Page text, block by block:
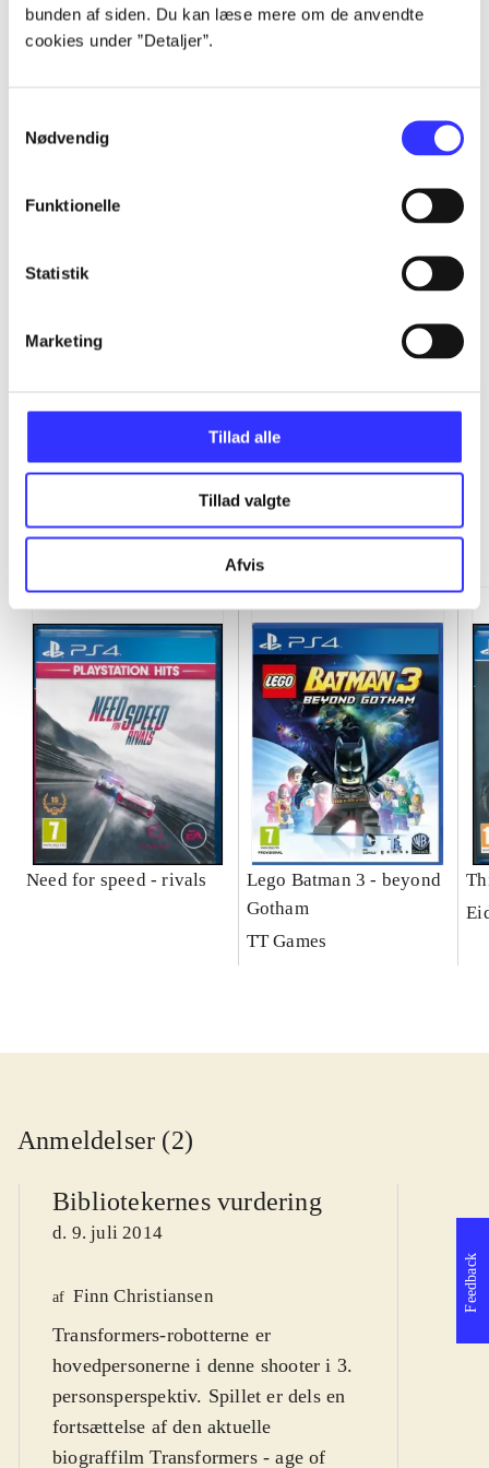
bunden af siden. Du kan læse mere om de anvendte
cookies under ”Detaljer”.
Nødvendig
Funktionelle
Statistik
Marketing
Tillad alle
Tillad valgte
Afvis
Alle registrerede artikler fordelt på udgivelser
Minder om
Need for speed - rivals
Lego Batman 3 - beyond
Gotham
TT Games
Anmeldelser (2)
Bibliotekernes vurdering
d. 9. juli 2014
af Finn Christiansen
Transformers-robotterne er
hovedpersonerne i denne shooter i 3.
personsperspektiv. Spillet er dels en
fortsættelse af den aktuelle
biograffilm Transformers - age of
Feedback